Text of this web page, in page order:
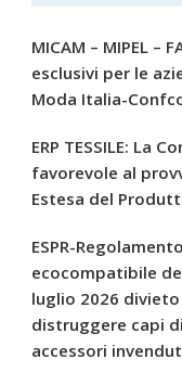
MICAM – MIPEL –
esclusivi per le
Moda Italia-
ERP TESSILE: La
favorevole al
Estesa del
ESPR-
ecocompatibile
luglio 2026
distruggere capi
accessori